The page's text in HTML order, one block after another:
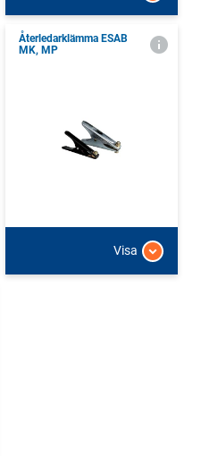
Återledarklämma ESAB
MK, MP
Visa